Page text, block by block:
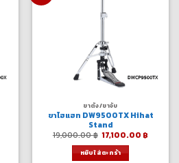
ขาตั้ง/ขาจับ
ขาไฮแฮท DW9500TX Hihat
Stand
19,000.00฿ Original
price
was:
19,000.00 ฿.
17,100.00 ฿
หยิบใส่ตะกร้า